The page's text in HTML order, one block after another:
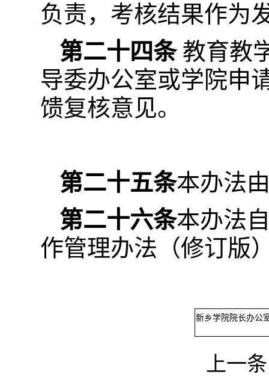
负责，考核结果作为
第二十四条教育教
导委办公室或学院申
馈复核意见。
第二十五条本办法
第二十六条本办法
作管理办法（修订版
新乡学院院长办公
上一